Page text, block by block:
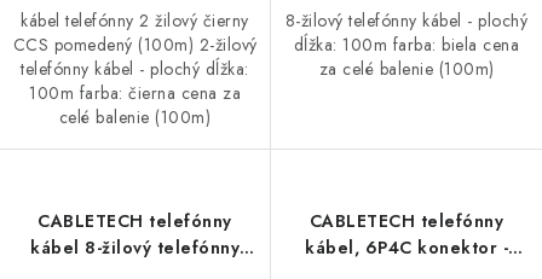
kábel telefónny 2 žilový čierny
CCS pomedený (100m) 2-žilový
telefónny kábel - plochý dĺžka:
100m farba: čierna cena za
celé balenie (100m)
8-žilový telefónny kábel - plochý
dĺžka: 100m farba: biela cena
za celé balenie (100m)
CABLETECH telefónny
kábel 8-žilový telefónny
CABLETECH telefónny
kábel, 6P4C konektor -